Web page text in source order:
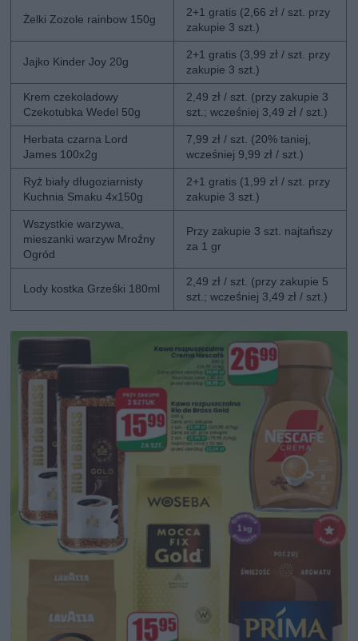
Żelki Zozole rainbow 150g
2+1 gratis (2,66 zł / szt. przy
zakupie 3 szt.)
Jajko Kinder Joy 20g
2+1 gratis (3,99 zł / szt. przy
zakupie 3 szt.)
Krem czekoladowy
Czekotubka Wedel 50g
2,49 zł / szt. (przy zakupie 3
szt.; wcześniej 3,49 zł / szt.)
Herbata czarna Lord
James 100x2g
7,99 zł / szt. (20% taniej,
wcześniej 9,99 zł / szt.)
Ryż biały długoziarnisty
Kuchnia Smaku 4x150g
2+1 gratis (1,99 zł / szt. przy
zakupie 3 szt.)
Wszystkie warzywa,
mieszanki warzyw Mroźny
Ogród
Przy zakupie 3 szt. najtańszy
za 1 gr
Lody kostka Grześki 180ml
2,49 zł / szt. (przy zakupie 5
szt.; wcześniej 3,49 zł / szt.)